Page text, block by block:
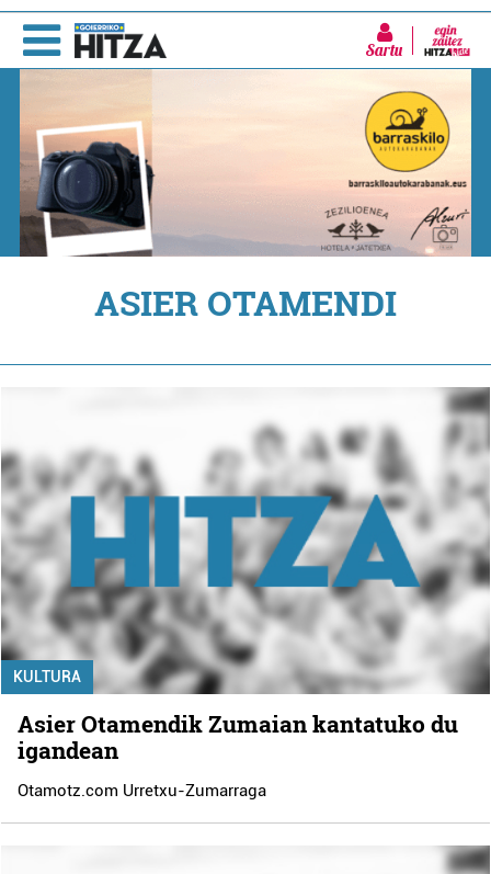
Sartu
ASIER OTAMENDI
KULTURA
Asier Otamendik Zumaian kantatuko du
igandean
Otamotz.com Urretxu-Zumarraga